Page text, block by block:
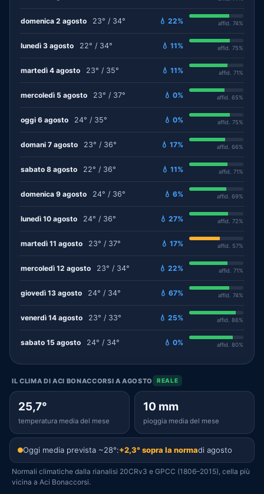
domenica 2 agosto 23° / 34° 💧 22% affid. 74%
lunedì 3 agosto 22° / 34° 💧 11% affid. 75%
martedì 4 agosto 23° / 35° 💧 11% affid. 71%
mercoledì 5 agosto 23° / 37° 💧 0% affid. 65%
oggi 6 agosto 24° / 35° 💧 0% affid. 75%
domani 7 agosto 23° / 36° 💧 17% affid. 66%
sabato 8 agosto 22° / 36° 💧 11% affid. 71%
domenica 9 agosto 24° / 36° 💧 6% affid. 69%
lunedì 10 agosto 24° / 36° 💧 27% affid. 72%
martedì 11 agosto 23° / 37° 💧 17% affid. 57%
mercoledì 12 agosto 23° / 34° 💧 22% affid. 71%
giovedì 13 agosto 24° / 34° 💧 67% affid. 74%
venerdì 14 agosto 23° / 33° 💧 25% affid. 86%
sabato 15 agosto 24° / 34° 💧 0% affid. 80%
IL CLIMA DI ACI BONACCORSI A AGOSTO REALE
25,7°
temperatura media del mese
10 mm
pioggia media del mese
Oggi media prevista ~28°:+2,3° sopra la normadi agosto
Normali climatiche dalla rianalisi 20CRv3 e GPCC (1806–2015), cella più
vicina a Aci Bonaccorsi.